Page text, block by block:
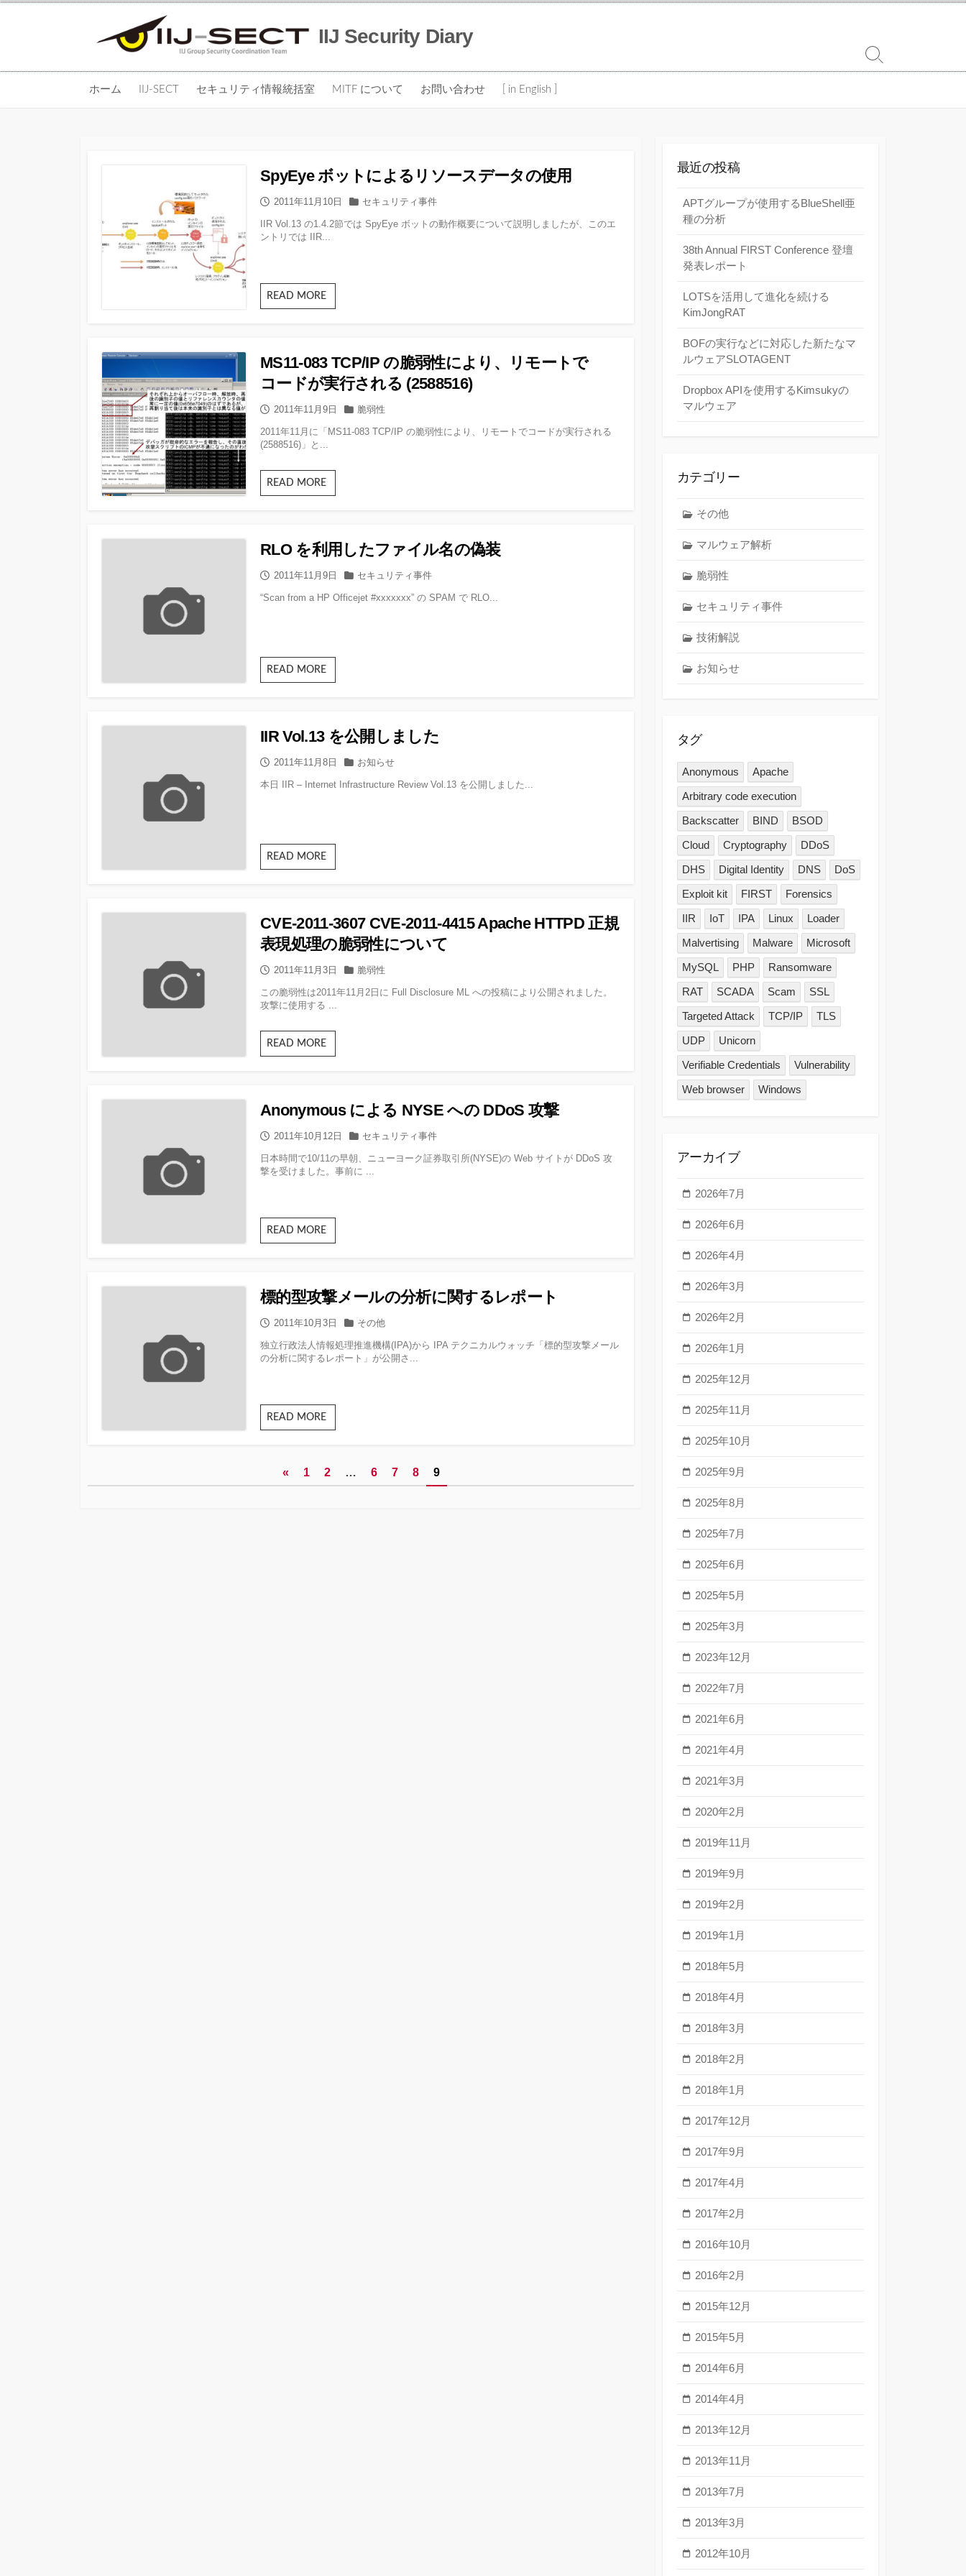
IIJ Security Diary
ホーム IIJ-SECT セキュリティ情報統括室 MITF について お問い合わせ [ in English ]
検
索
SpyEye ボットによるリソースデータの使用
公
日
2011年11月10日
カ
ゴ
セキュリティ事件
IIR Vol.13 の1.4.2節では SpyEye ボットの動作概要について説明しましたが、このエ
ントリでは IIR...
READ MORESpyEye
ボッ
る
リ
ソー
ス
タ
の
用
MS11-083 TCP/IP の脆弱性により、リモートで
コードが実行される (2588516)
公
日
2011年11月9日
カ
ゴ
脆弱性
2011年11月に「MS11-083 TCP/IP の脆弱性により、リモートでコードが実行される
(2588516)」と...
READ MOREMS11-
083
弱
に
で
コー
行
さ
る
(2588516)
RLO を利用したファイル名の偽装
公
日
2011年11月9日
カ
ゴ
セキュリティ事件
“Scan from a HP Officejet #xxxxxxx” の SPAM で RLO...
READ MORERLO
を
た
イ
IIR Vol.13 を公開しました
公
日
2011年11月8日
カ
ゴ
お知らせ
本日 IIR – Internet Infrastructure Review Vol.13 を公開しました...
READ MOREIIR
Vol.13
し
ま
し
た
CVE-2011-3607 CVE-2011-4415 Apache HTTPD 正規
表現処理の脆弱性について
公
日
2011年11月3日
カ
ゴ
脆弱性
この脆弱性は2011年11月2日に Full Disclosure ML への投稿により公開されました。
攻撃に使用する ...
READ MORECVE-
2011-
4415
HTTPD
規
表
理
の
に
つ
て
Anonymous による NYSE への DDoS 攻撃
公
日
2011年10月12日
カ
ゴ
リー
セキュリティ事件
日本時間で10/11の早朝、ニューヨーク証券取引所(NYSE)の Web サイトが DDoS 攻
撃を受けました。事前に ...
READ MOREAnonymous
に
へ
DDoS
攻
撃
標的型攻撃メールの分析に関するレポート
公
日
2011年10月3日
カ
ゴ
リー
その他
独立行政法人情報処理推進機構(IPA)から IPA テクニカルウォッチ「標的型攻撃メール
の分析に関するレポート」が公開さ...
READ MORE標
的
撃
メー
« 1 2 … 6 7 8 9
最近の投稿
APTグループが使用するBlueShell亜
種の分析
38th Annual FIRST Conference 登壇
発表レポート
LOTSを活用して進化を続ける
KimJongRAT
BOFの実行などに対応した新たなマ
ルウェアSLOTAGENT
Dropbox APIを使用するKimsukyの
マルウェア
カテゴリー
その他
マルウェア解析
脆弱性
セキュリティ事件
技術解説
お知らせ
タグ
Anonymous
Apache
Arbitrary code execution
Backscatter
BIND
BSOD
Cloud
Cryptography
DDoS
DHS
Digital Identity DNS
DoS
Exploit kit
FIRST
Forensics
IIR
IoT IPA Linux
Loader
Malvertising
Malware
Microsoft
MySQL
PHP
Ransomware
RAT
SCADA Scam
SSL
Targeted Attack
TCP/IP
TLS
UDP
Unicorn
Verifiable Credentials
Vulnerability
Web browser
Windows
アーカイブ
2026年7月
2026年6月
2026年4月
2026年3月
2026年2月
2026年1月
2025年12月
2025年11月
2025年10月
2025年9月
2025年8月
2025年7月
2025年6月
2025年5月
2025年3月
2023年12月
2022年7月
2021年6月
2021年4月
2021年3月
2020年2月
2019年11月
2019年9月
2019年2月
2019年1月
2018年5月
2018年4月
2018年3月
2018年2月
2018年1月
2017年12月
2017年9月
2017年4月
2017年2月
2016年10月
2016年2月
2015年12月
2015年5月
2014年6月
2014年4月
2013年12月
2013年11月
2013年7月
2013年3月
2012年10月